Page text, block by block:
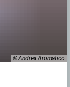
© Andrea Aromatico